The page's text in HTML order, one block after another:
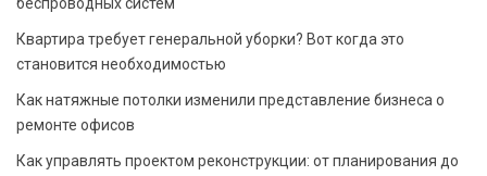
беспроводных систем
Квартира требует генеральной уборки? Вот когда это
становится необходимостью
Как натяжные потолки изменили представление бизнеса о
ремонте офисов
Как управлять проектом реконструкции: от планирования до